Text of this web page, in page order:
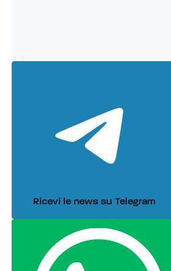
Ricevi le news su Telegram